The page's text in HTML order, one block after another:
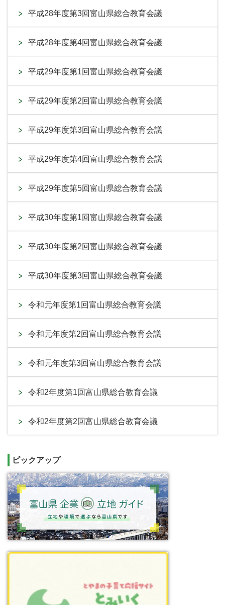
平成28年度第3回富山県総合教育会議
平成28年度第4回富山県総合教育会議
平成29年度第1回富山県総合教育会議
平成29年度第2回富山県総合教育会議
平成29年度第3回富山県総合教育会議
平成29年度第4回富山県総合教育会議
平成29年度第5回富山県総合教育会議
平成30年度第1回富山県総合教育会議
平成30年度第2回富山県総合教育会議
平成30年度第3回富山県総合教育会議
令和元年度第1回富山県総合教育会議
令和元年度第2回富山県総合教育会議
令和元年度第3回富山県総合教育会議
令和2年度第1回富山県総合教育会議
令和2年度第2回富山県総合教育会議
ピックアップ